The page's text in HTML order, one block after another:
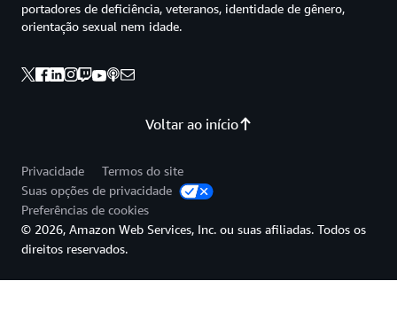
Voltar ao início
portadores de deficiência, veteranos, identidade de gênero,
orientação sexual nem idade.
Privacidade
Termos do site
Suas opções de privacidade
Preferências de cookies
© 2026, Amazon Web Services, Inc. ou suas afiliadas. Todos os
direitos reservados.